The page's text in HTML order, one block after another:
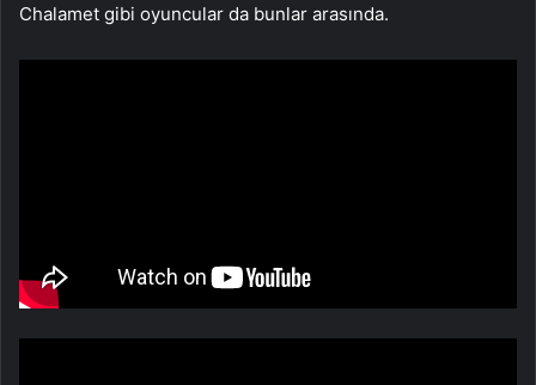
Chalamet gibi oyuncular da bunlar arasında.